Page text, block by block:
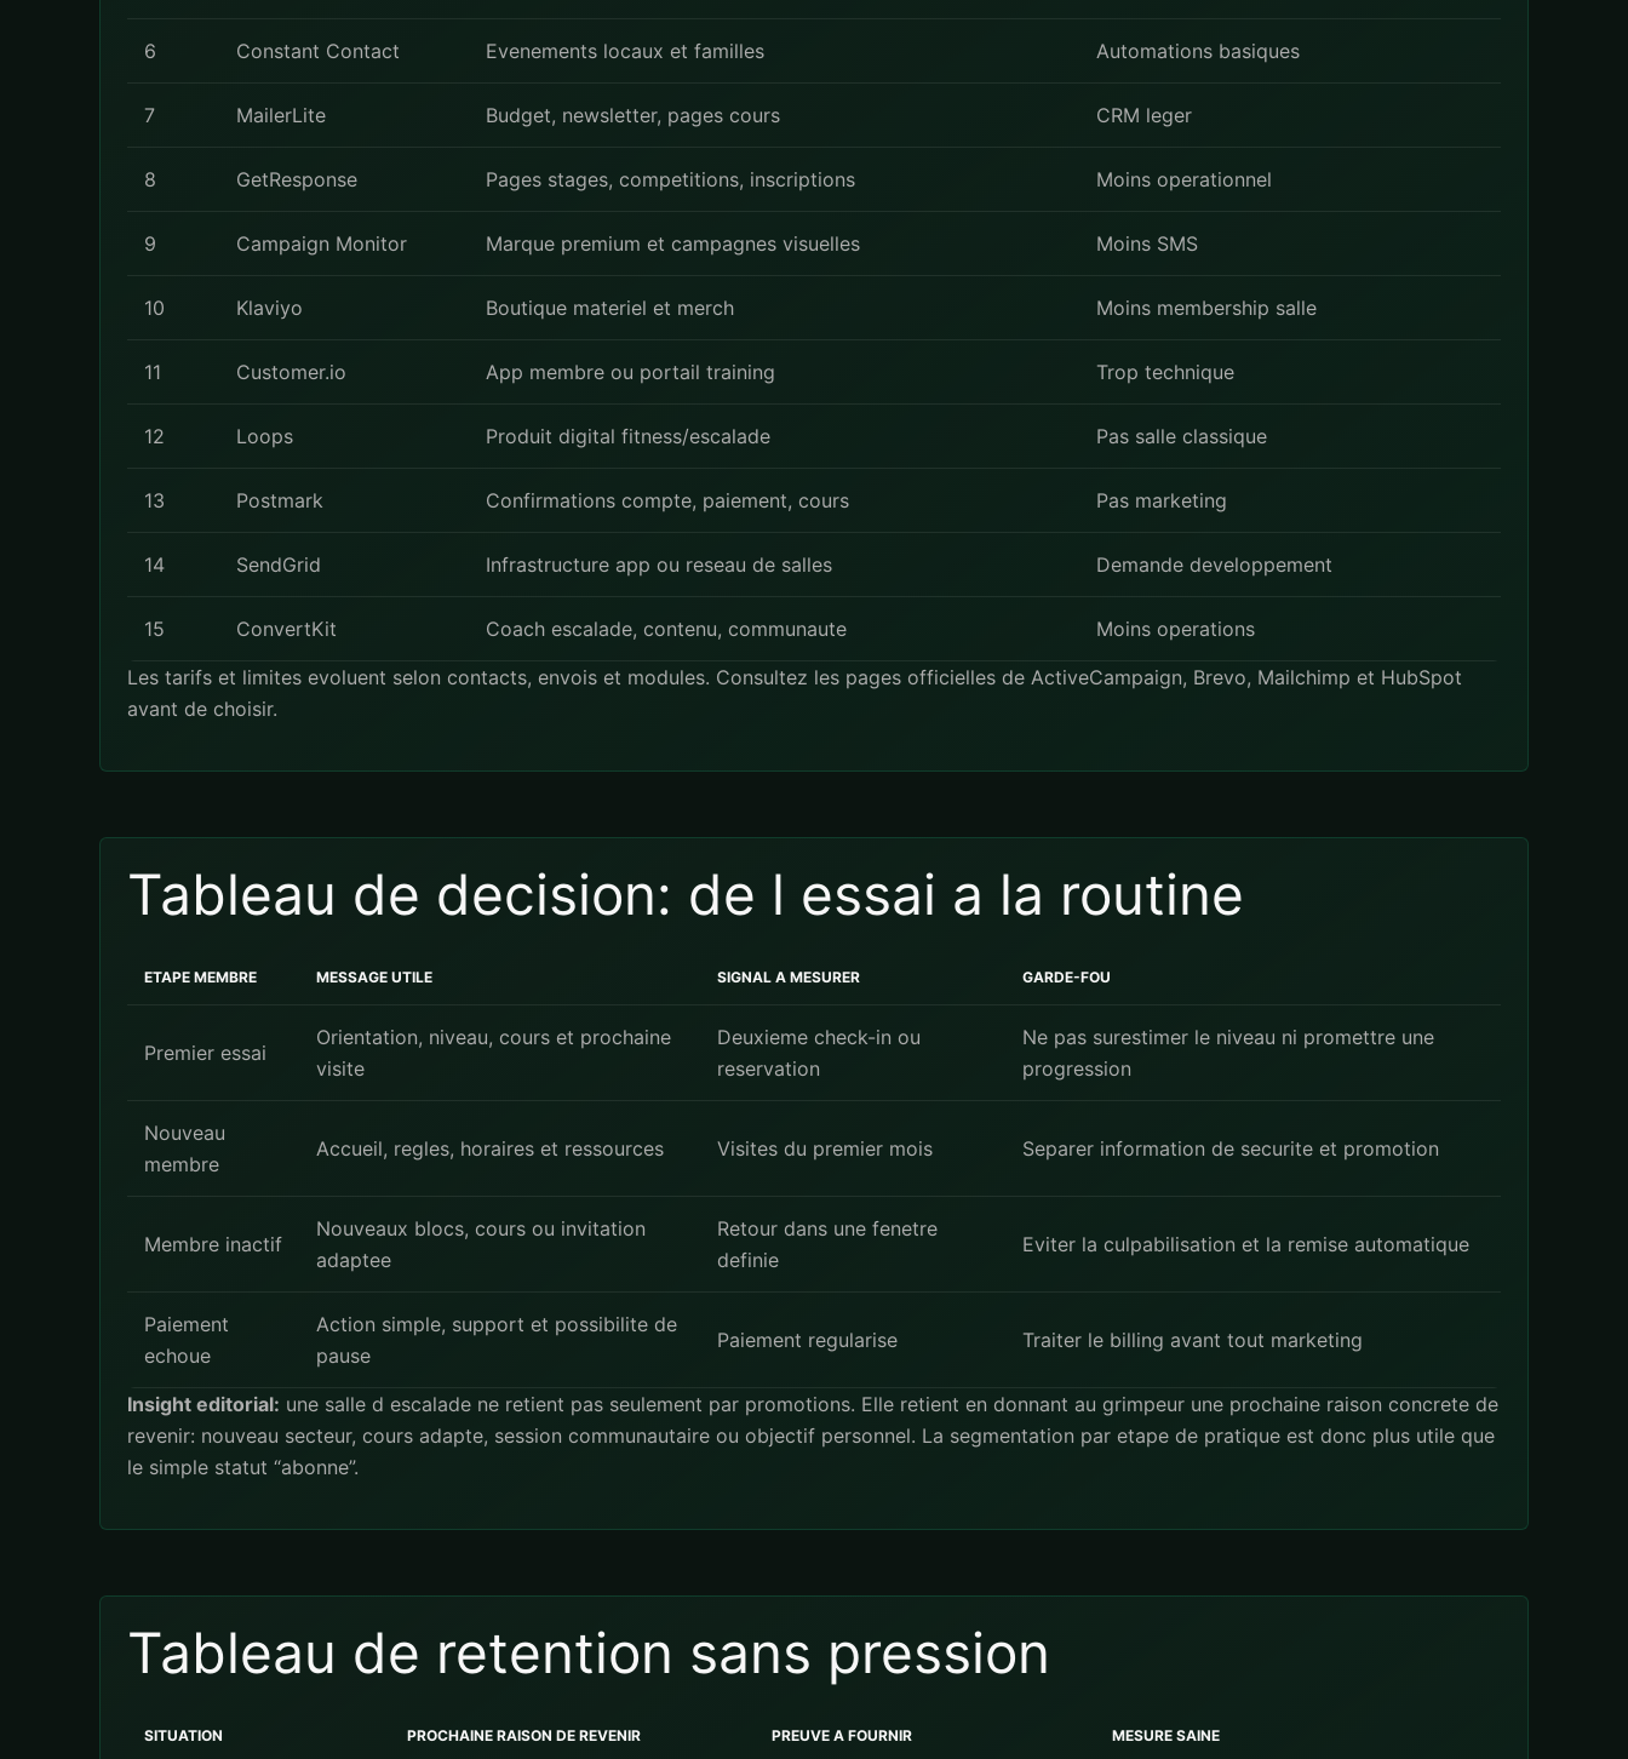
6 Constant Contact Evenements locaux et familles Automations basiques
7 MailerLite Budget, newsletter, pages cours CRM leger
8 GetResponse Pages stages, competitions, inscriptions Moins operationnel
9 Campaign Monitor Marque premium et campagnes visuelles Moins SMS
10 Klaviyo Boutique materiel et merch Moins membership salle
11 Customer.io App membre ou portail training Trop technique
12 Loops Produit digital fitness/escalade Pas salle classique
13 Postmark Confirmations compte, paiement, cours Pas marketing
14 SendGrid Infrastructure app ou reseau de salles Demande developpement
15 ConvertKit Coach escalade, contenu, communaute
Moins operations
Les tarifs et limites evoluent selon contacts, envois et modules. Consultez les pages officielles de ActiveCampaign, Brevo, Mailchimp et HubSpot
avant de choisir.
Tableau de decision: de l essai a la routine
ETAPE MEMBRE MESSAGE UTILE SIGNAL A MESURER GARDE-FOU
Premier essai
Orientation, niveau, cours et prochaine
visite
Deuxieme check-in ou
reservation
Ne pas surestimer le niveau ni promettre une
progression
Nouveau
membre
Accueil, regles, horaires et ressources Visites du premier mois Separer information de securite et promotion
Membre inactif
Nouveaux blocs, cours ou invitation
adaptee
Retour dans une fenetre
definie
Eviter la culpabilisation et la remise automatique
Paiement
echoue
Action simple, support et possibilite de
pause
Paiement regularise Traiter le billing avant tout marketing
Insight editorial: une salle d escalade ne retient pas seulement par promotions. Elle retient en donnant au grimpeur une prochaine raison concrete de
revenir: nouveau secteur, cours adapte, session communautaire ou objectif personnel. La segmentation par etape de pratique est donc plus utile que
le simple statut “abonne”.
Tableau de retention sans pression
SITUATION PROCHAINE RAISON DE REVENIR PREUVE A FOURNIR MESURE SAINE